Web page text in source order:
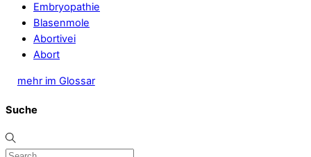
Embryopathie
Blasenmole
Abortivei
Abort
mehr im Glossar
Suche